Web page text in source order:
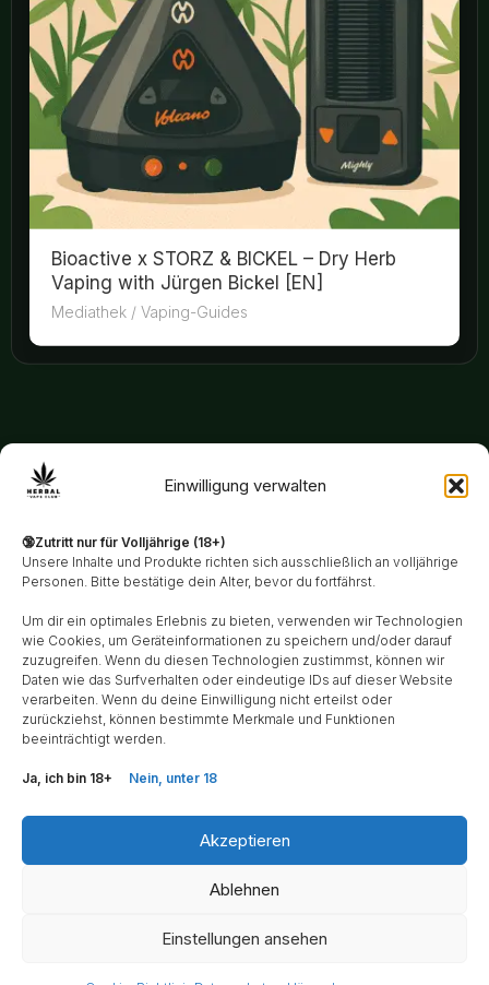
Einwilligung verwalten
🔞Zutritt nur für Volljährige (18+)
Unsere Inhalte und Produkte richten sich ausschließlich an volljährige
Personen. Bitte bestätige dein Alter, bevor du fortfährst.
Um dir ein optimales Erlebnis zu bieten, verwenden wir Technologien
wie Cookies, um Geräteinformationen zu speichern und/oder darauf
zuzugreifen. Wenn du diesen Technologien zustimmst, können wir
Daten wie das Surfverhalten oder eindeutige IDs auf dieser Website
verarbeiten. Wenn du deine Einwilligung nicht erteilst oder
zurückziehst, können bestimmte Merkmale und Funktionen
beeinträchtigt werden.
Ja, ich bin 18+ Nein, unter 18
Akzeptieren
Ablehnen
Einstellungen ansehen
Bioactive x STORZ & BICKEL – Dry Herb
Vaping with Jürgen Bickel [EN]
Mediathek / Vaping-Guides
Bewusstes VapenCannabis Gesetz 2024
VerdampferErfahrungsberichtHerbalVapeClubKräuter
VaporizerMedical Vaping Nachhaltiges VapenSTORZ & BICKELVapen
statt Rauchen VaporizerVaporizer Gesundheit
Vaporizer Guide